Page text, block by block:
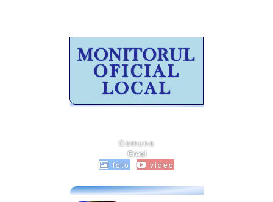
Comuna
Greci
foto video